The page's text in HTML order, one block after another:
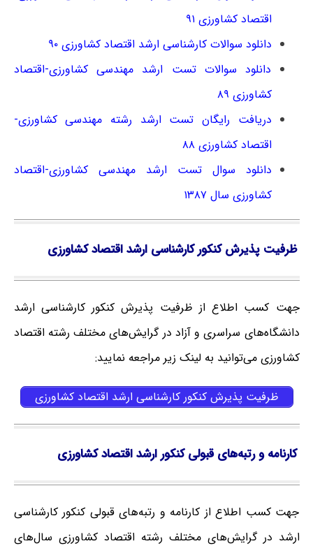
اقتصاد کشاورزی ۹۱
دانلود سوالات کارشناسی ارشد اقتصاد کشاورزی ۹۰
دانلود سوالات تست ارشد مهندسی کشاورزی-اقتصاد
کشاورزی ۸۹
دریافت رایگان تست ارشد رشته مهندسی کشاورزی-
اقتصاد کشاورزی ۸۸
دانلود سوال تست ارشد مهندسی کشاورزی-اقتصاد
کشاورزی سال ۱۳۸۷
ظرفیت پذیرش کنکور کارشناسی ارشد اقتصاد کشاورزی
جهت کسب اطلاع از ظرفیت پذیرش کنکور کارشناسی ارشد
دانشگاه‌های سراسری و آزاد در گرایش‌های مختلف رشته اقتصاد
کشاورزی می‌توانید به لینک زیر مراجعه نمایید:
ظرفیت پذیرش کنکور کارشناسی ارشد اقتصاد کشاورزی
کارنامه و رتبه‌های قبولی کنکور ارشد اقتصاد کشاورزی
جهت کسب اطلاع از کارنامه و رتبه‌های قبولی کنکور کارشناسی
ارشد در گرایش‌های مختلف رشته اقتصاد کشاورزی سال‌های